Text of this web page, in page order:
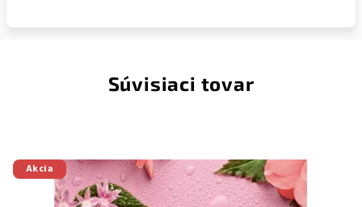
Súvisiaci tovar
Akcia